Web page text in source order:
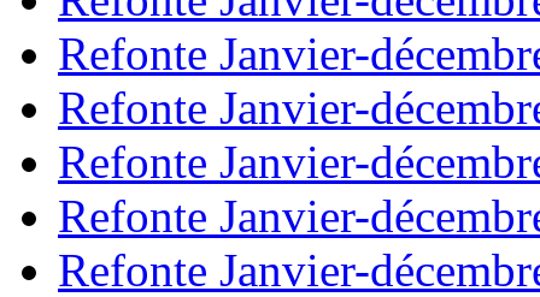
Refonte Janvier-
Refonte Janvier-
Refonte Janvier-
Refonte Janvier-
Refonte Janvier-